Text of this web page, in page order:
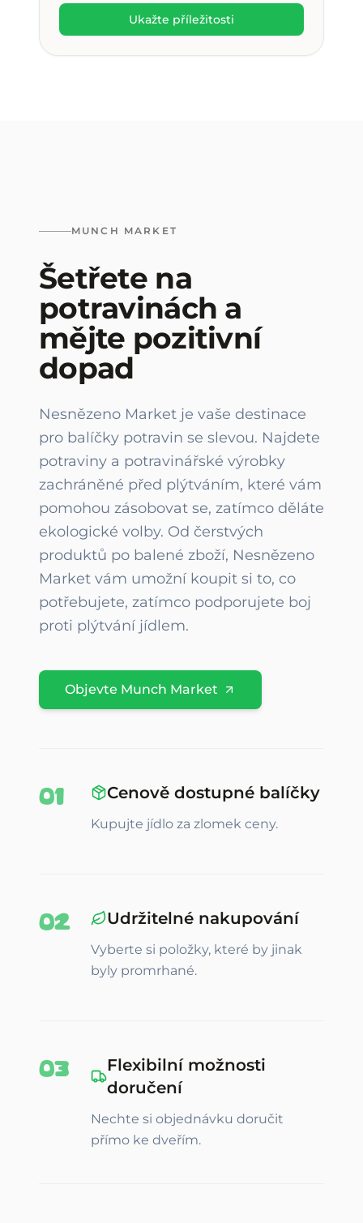
Ukažte příležitosti
MUNCH MARKET
Šetřete na
potravinách a
mějte pozitivní
dopad
Nesnězeno Market je vaše destinace
pro balíčky potravin se slevou. Najdete
potraviny a potravinářské výrobky
zachráněné před plýtváním, které vám
pomohou zásobovat se, zatímco děláte
ekologické volby. Od čerstvých
produktů po balené zboží, Nesnězeno
Market vám umožní koupit si to, co
potřebujete, zatímco podporujete boj
proti plýtvání jídlem.
Objevte Munch Market
01 Cenově dostupné balíčky
Kupujte jídlo za zlomek ceny.
02 Udržitelné nakupování
Vyberte si položky, které by jinak
byly promrhané.
03
Flexibilní možnosti
doručení
Nechte si objednávku doručit
přímo ke dveřím.